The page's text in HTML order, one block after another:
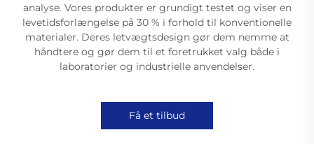
analyse. Vores produkter er grundigt testet og viser en
levetidsforlængelse på 30 % i forhold til konventionelle
materialer. Deres letvægtsdesign gør dem nemme at
håndtere og gør dem til et foretrukket valg både i
laboratorier og industrielle anvendelser.
Få et tilbud